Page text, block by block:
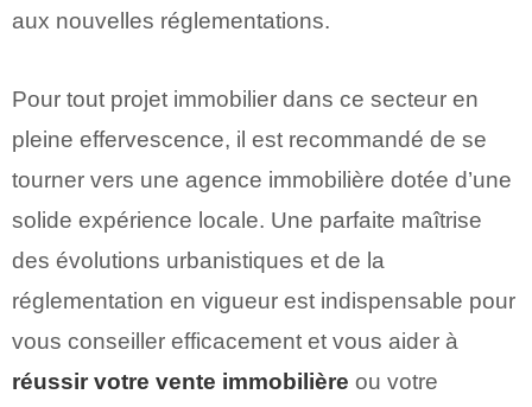
aux nouvelles réglementations.
Pour tout projet immobilier dans ce secteur en
pleine effervescence, il est recommandé de se
tourner vers une agence immobilière dotée d’une
solide expérience locale. Une parfaite maîtrise
des évolutions urbanistiques et de la
réglementation en vigueur est indispensable pour
vous conseiller efficacement et vous aider à
réussir votre vente immobilière ou votre